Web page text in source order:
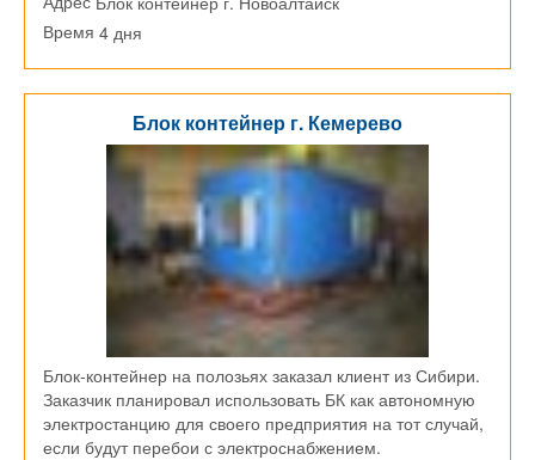
Время 4 дня
Блок контейнер г. Кемерево
Блок-контейнер на полозьях заказал клиент из Сибири.
Заказчик планировал использовать БК как автономную
электростанцию для своего предприятия на тот случай,
если будут перебои с электроснабжением.